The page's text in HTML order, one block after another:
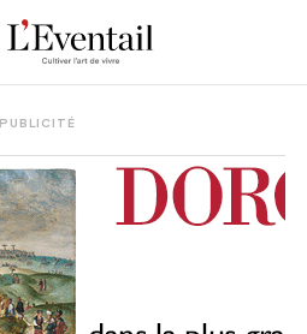
PUBLICITÉ